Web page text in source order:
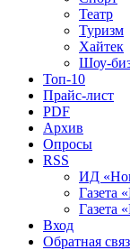
Театр
Туризм
Хайтек
Шоу-
Топ-10
Прайс-лист
PDF
Архив
Опросы
RSS
ИД
Газета
Газета
Вход
Обратная